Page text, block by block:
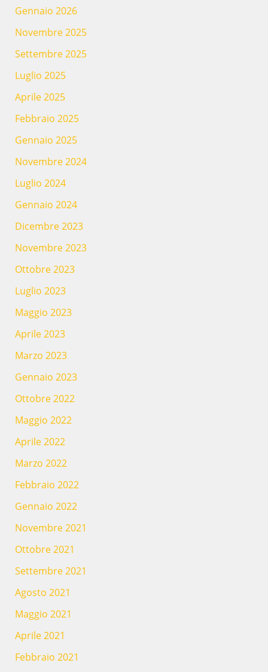
Gennaio 2026
Novembre 2025
Settembre 2025
Luglio 2025
Aprile 2025
Febbraio 2025
Gennaio 2025
Novembre 2024
Luglio 2024
Gennaio 2024
Dicembre 2023
Novembre 2023
Ottobre 2023
Luglio 2023
Maggio 2023
Aprile 2023
Marzo 2023
Gennaio 2023
Ottobre 2022
Maggio 2022
Aprile 2022
Marzo 2022
Febbraio 2022
Gennaio 2022
Novembre 2021
Ottobre 2021
Settembre 2021
Agosto 2021
Maggio 2021
Aprile 2021
Febbraio 2021